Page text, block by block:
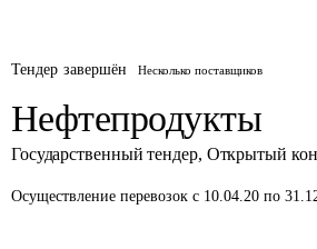
Тендер завершён Несколько поставщиков
Нефтепродукты
Государственный тендер, Открытый
Осуществление перевозок с 10.04.20 по